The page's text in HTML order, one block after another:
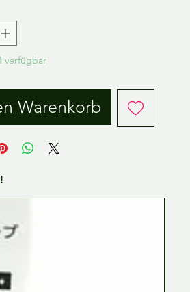
verfügbar
Warenkorb